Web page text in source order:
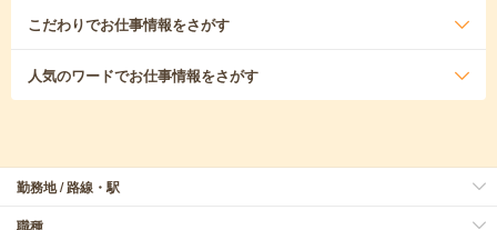
こだわりでお仕事情報をさがす
人気のワードでお仕事情報をさがす
勤務地 / 路線・駅
職種